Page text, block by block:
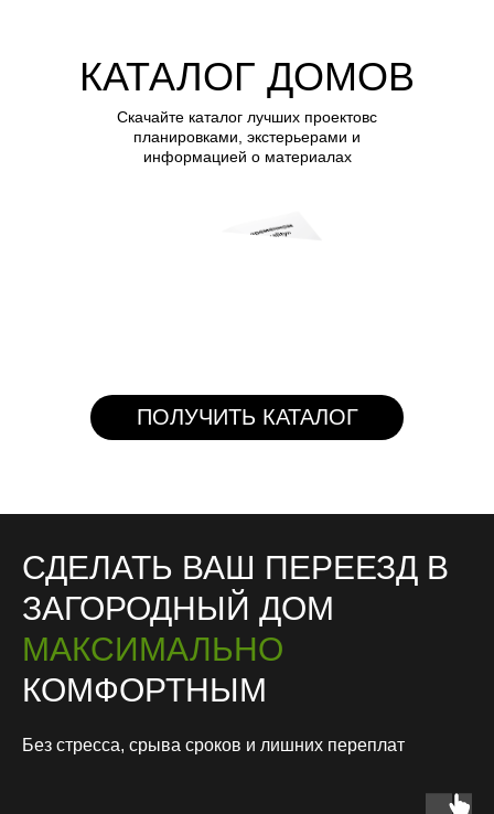
КАТАЛОГ ДОМОВ
Скачайте каталог лучших проектовс
планировками, экстерьерами и
информацией о материалах
ПОЛУЧИТЬ КАТАЛОГ
СДЕЛАТЬ ВАШ ПЕРЕЕЗД В
ЗАГОРОДНЫЙ ДОМ
МАКСИМАЛЬНО
КОМФОРТНЫМ
Без стресса, срыва сроков и лишних переплат